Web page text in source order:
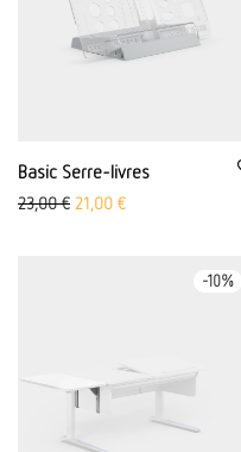
Basic Serre-livres
23,00€ Le prix initial était de :
21,00 €Le prix actuel
-10%